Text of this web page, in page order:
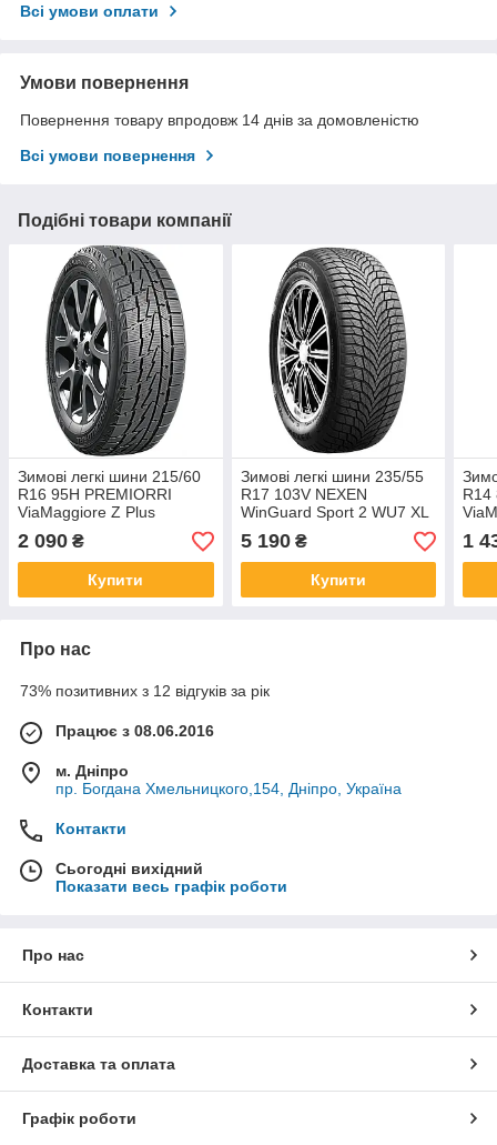
Всі умови оплати
Умови повернення
Повернення товару впродовж 14 днів за домовленістю
Всі умови повернення
Подібні товари компанії
Зимові легкі шини 215/60
R16 95H PREMIORRI
ViaMaggiore Z Plus
2 090 ₴
Купити
Зимові легкі шини 235/55
R17 103V NEXEN
WinGuard Sport 2 WU7 XL
5 190₴
Купити
R14
1
Про нас
73% позитивних з 12 відгуків за рік
Працює з 08.06.2016
м. Дніпро
пр. Богдана Хмельницкого,154, Дніпро, Україна
Контакти
Сьогодні вихідний
Показати весь графік роботи
Про нас
Контакти
Доставка та оплата
Графік роботи